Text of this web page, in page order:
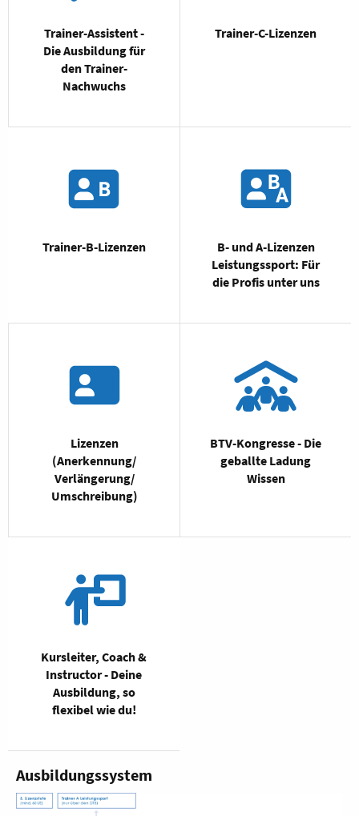
Trainer-Assistent -
Die Ausbildung für
den Trainer-
Nachwuchs
Trainer-C-Lizenzen
Trainer-B-Lizenzen
B- und A-Lizenzen
Leistungssport: Für
die Profis unter uns
Lizenzen
(Anerkennung/
Verlängerung/
Umschreibung)
BTV-Kongresse - Die
geballte Ladung
Wissen
Kursleiter, Coach &
Instructor - Deine
Ausbildung, so
flexibel wie du!
Ausbildungssystem